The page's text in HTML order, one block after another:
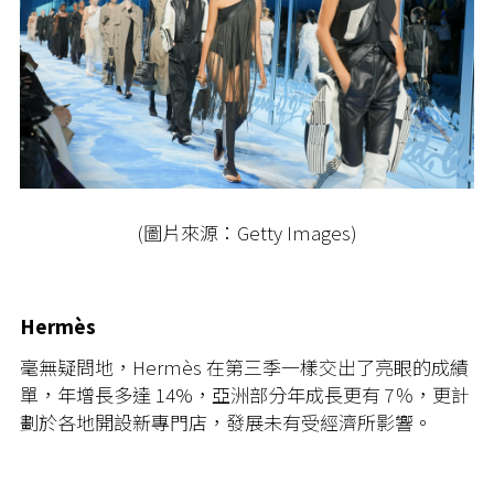
(圖片來源：Getty Images)
Hermès
毫無疑問地，Hermès 在第三季一樣交出了亮眼的成績
單，年增長多達 14%，亞洲部分年成長更有 7％，更計
劃於各地開設新專門店，發展未有受經濟所影響。